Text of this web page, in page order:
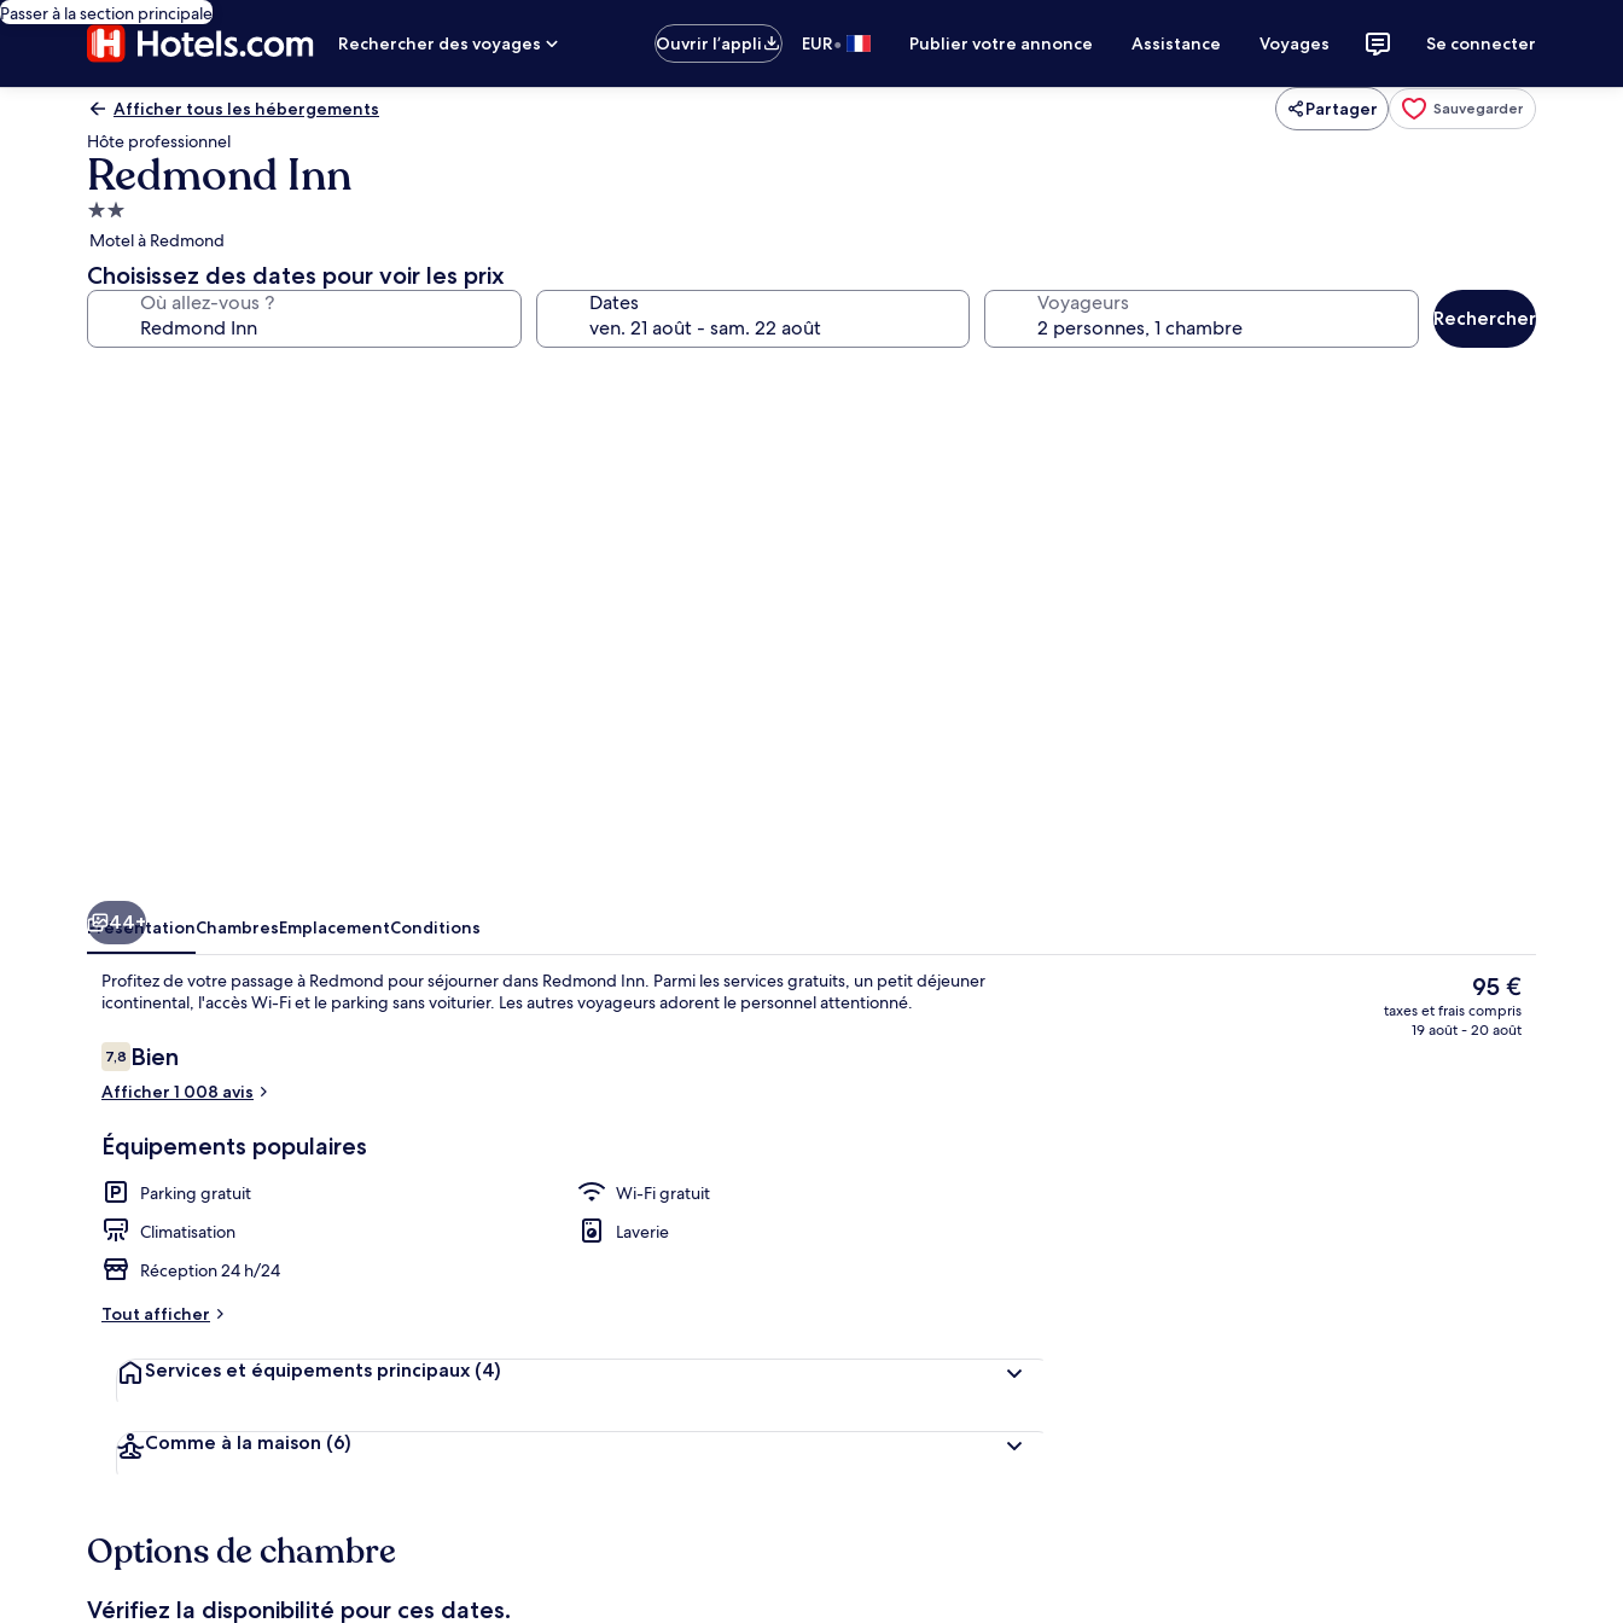
Passer à la section principale
Rechercher des voyages
Ouvrir l’appli EUR• Publier votre annonce Assistance Voyages Se connecter
Afficher tous les hébergements Partager Sauvegarder
Hôte professionnel
Redmond Inn
Hébergement
2.0 étoiles
Motel à Redmond
Choisissez des dates pour voir les prix
Où allez-vous ? Dates Voyageurs
Rechercher
Coin salon dans le hall
44+
PrésentationChambresEmplacementConditions
Profitez de votre passage à Redmond pour séjourner dans Redmond Inn. Parmi les services gratuits, un petit déjeuner
icontinental, l'accès Wi-Fi et le parking sans voiturier. Les autres voyageurs adorent le personnel attentionné.
Avis
voyageurs
7,87,8 sur 10
Bien
Afficher 1 008 avis
Équipements populaires
Parking gratuit
Wi-Fi gratuit
Climatisation
Laverie
Réception 24 h/24
Tout afficher
Services et équipements principaux (4)
Comme à la maison (6)
Le
prix
actuel
95 €
taxes et frais compris
19 août - 20 août
Options de chambre
Vérifiez la disponibilité pour ces dates.